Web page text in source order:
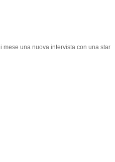
mese una nuova intervista con una star